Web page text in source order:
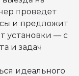
проведет
и предложит
установки — с
и задач
идеального